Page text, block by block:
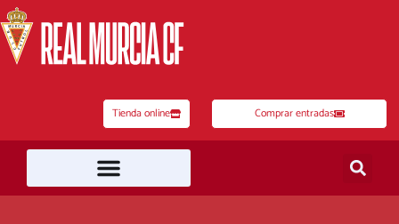
al
contenido
Tienda online Comprar entradas